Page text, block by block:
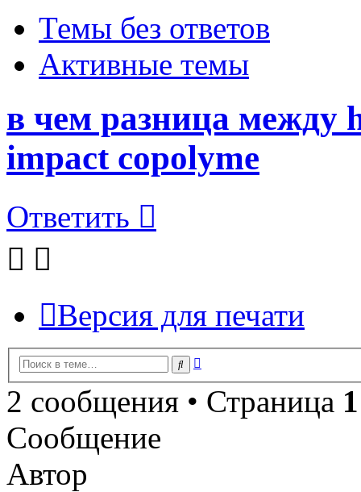
Темы без ответов
Активные темы
в чем разница между
impact copolyme
Ответить
Версия для печати
Поиск
2 сообщения • Страница 1
Сообщение
Автор